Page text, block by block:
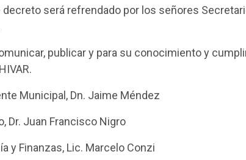
decreto será refrendado por los señores
publicar y para su conocimiento y
Municipal, Dn. Jaime Méndez
Dr. Juan Francisco Nigro
y Finanzas, Lic. Marcelo Conzi